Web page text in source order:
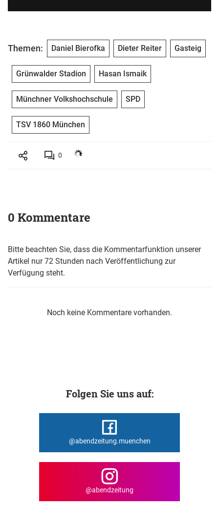
Themen: Daniel Bierofka Dieter Reiter Gasteig
Grünwalder Stadion Hasan Ismaik
Münchner Volkshochschule SPD
TSV 1860 München
0
0 Kommentare
Bitte beachten Sie, dass die Kommentarfunktion unserer
Artikel nur 72 Stunden nach Veröffentlichung zur
Verfügung steht.
Noch keine Kommentare vorhanden.
Folgen Sie uns auf:
@abendzeitung.muenchen
@abendzeitung